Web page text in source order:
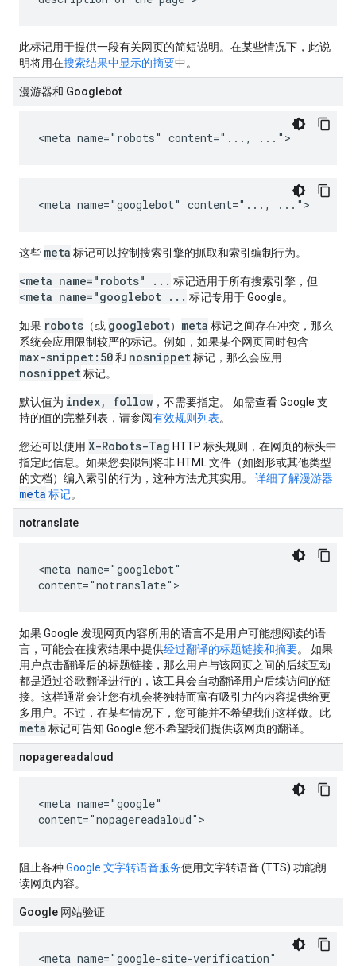
此标记用于提供一段有关网页的简短说明。在某些情况下，此说
明将用在搜索结果中显示的摘要中。
漫游器和 Googlebot
<meta name="robots" content="..., ...">
<meta name="googlebot" content="..., ...">
这些 meta 标记可以控制搜索引擎的抓取和索引编制行为。
<meta name="robots" ... 标记适用于所有搜索引擎，但
<meta name="googlebot ... 标记专用于 Google。
如果 robots （或 googlebot） meta 标记之间存在冲突，那么
系统会应用限制较严的标记。例如，如果某个网页同时包含
max-snippet:50和 nosnippet标记，那么会应用
nosnippet标记。
默认值为 index, follow ，不需要指定。 如需查看 Google 支
持的值的完整列表，请参阅有效规则列表。
您还可以使用 X-Robots-Tag HTTP 标头规则，在网页的标头中
指定此信息。如果您要限制将非 HTML 文件（如图形或其他类型
的文档）编入索引的行为，这种方法尤其实用。 详细了解漫游器
meta 标记。
notranslate
<meta name="googlebot"
content="notranslate">
如果 Google 发现网页内容所用的语言不是用户可能想阅读的语
言，可能会在搜索结果中提供经过翻译的标题链接和摘要。 如果
用户点击翻译后的标题链接，那么用户与该网页之间的后续互动
都是通过谷歌翻译进行的，该工具会自动翻译用户后续访问的链
接。这样通常会让您有机会将独特而富有吸引力的内容提供给更
多用户。不过，在某些情况下，您可能并不希望我们这样做。此
meta 标记可告知 Google 您不希望我们提供该网页的翻译。
nopagereadaloud
<meta name="google"
content="nopagereadaloud">
阻止各种Google 文字转语音服务使用文字转语音 (TTS) 功能朗
读网页内容。
Google 网站验证
<meta name="google-site-verification"